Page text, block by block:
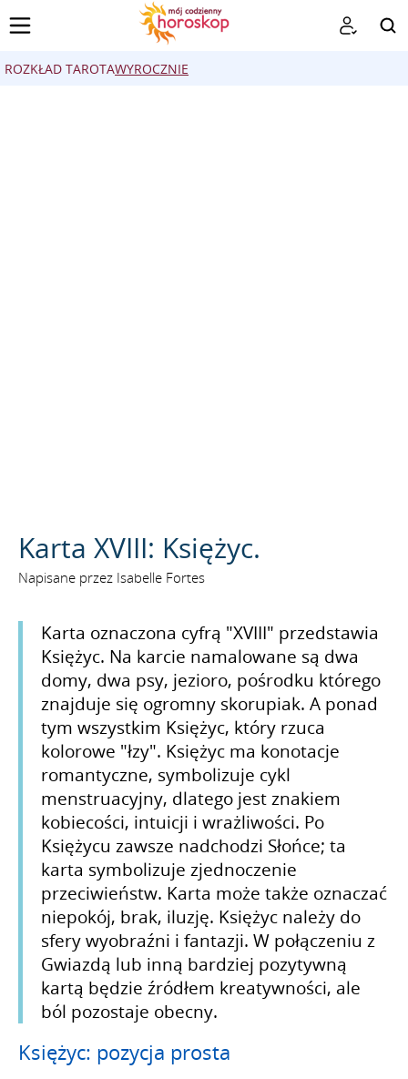
ROZKŁAD TAROTAWYROCZNIE
Karta XVIII: Księżyc.
Napisane przez Isabelle Fortes
Karta oznaczona cyfrą "XVIII" przedstawia
Księżyc. Na karcie namalowane są dwa
domy, dwa psy, jezioro, pośrodku którego
znajduje się ogromny skorupiak. A ponad
tym wszystkim Księżyc, który rzuca
kolorowe "łzy". Księżyc ma konotacje
romantyczne, symbolizuje cykl
menstruacyjny, dlatego jest znakiem
kobiecości, intuicji i wrażliwości. Po
Księżycu zawsze nadchodzi Słońce; ta
karta symbolizuje zjednoczenie
przeciwieństw. Karta może także oznaczać
niepokój, brak, iluzję. Księżyc należy do
sfery wyobraźni i fantazji. W połączeniu z
Gwiazdą lub inną bardziej pozytywną
kartą będzie źródłem kreatywności, ale
ból pozostaje obecny.
Księżyc: pozycja prosta